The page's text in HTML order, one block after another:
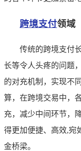
跨境支付领域
传统的跨境支付
长等令人头疼的问题
的对充机制，实现不
算，在跨境交易中，
充，减少中间环节，
得更加便捷、高效,宛
金桥梁。